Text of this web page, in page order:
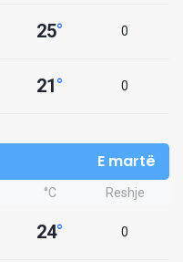
25° 0
21° 0
E martë
°C Reshje
24° 0